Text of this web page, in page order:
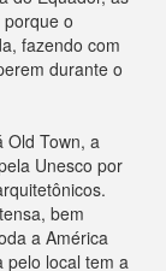
o
fazendo com
durante o
Old Town, a
Unesco por
bem
a América
pelo local tem a